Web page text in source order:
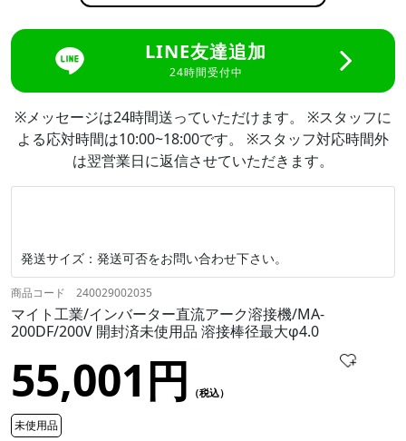
LINE友達追加
24時間受付中
※メッセージは24時間送っていただけます。 ※スタッフに
よる応対時間は10:00~18:00です。 ※スタッフ対応時間外
は翌営業日に返信させていただきます。
発送サイズ：発送可否をお問い合わせ下さい。
商品コード 240029002035
マイト工業/インバーター直流アーク溶接機/MA-
200DF/200V 開封済未使用品 溶接棒径最大φ4.0
55,001円 （税込）
未使用品